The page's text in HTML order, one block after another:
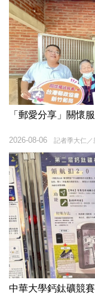
「郵愛分享」關懷
記者季大仁／
2026-08-06
中華大學鈣鈦礦競